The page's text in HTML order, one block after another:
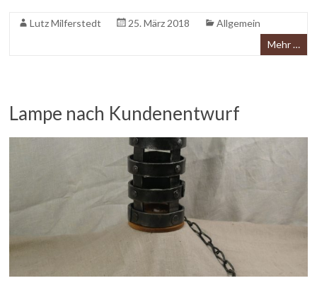
Lutz Milferstedt 25. März 2018
Allgemein
Mehr …
Lampe nach Kundenentwurf